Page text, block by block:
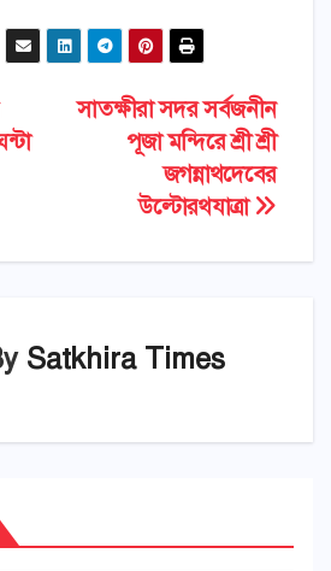
সাতক্ষীরা সদর সর্বজনীন
পূজা মন্দিরে শ্রী শ্রী
জগন্নাথদেবের
উল্টোরথযাত্রা
Satkhira Times